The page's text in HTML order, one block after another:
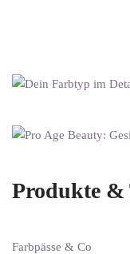
Produkte &
Farbpässe & Co